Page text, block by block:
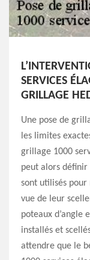
SERVICES
GRILLAGE
Une pose de
les limites
grillage 1000
peut alors définir
sont utilisés pour
vue de leur
poteaux d’angle
installés et
attendre que le